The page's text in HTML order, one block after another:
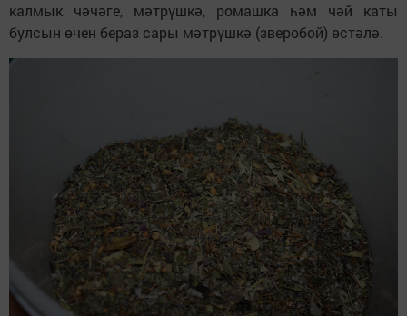
калмык чәчәге, мәтрүшкә, ромашка һәм чәй каты
булсын өчен бераз сары мәтрүшкә (зверобой) өстәлә.